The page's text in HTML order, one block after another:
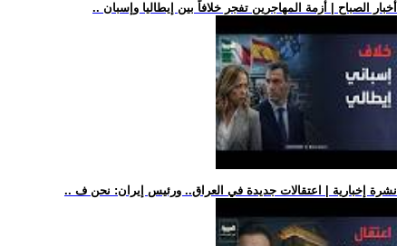
.. أخبار الصباح | أزمة المهاجرين تفجر خلافاً بين إيطاليا وإسبان
.. نشرة إخبارية | اعتقالات جديدة في العراق.. ورئيس إيران: نحن ف